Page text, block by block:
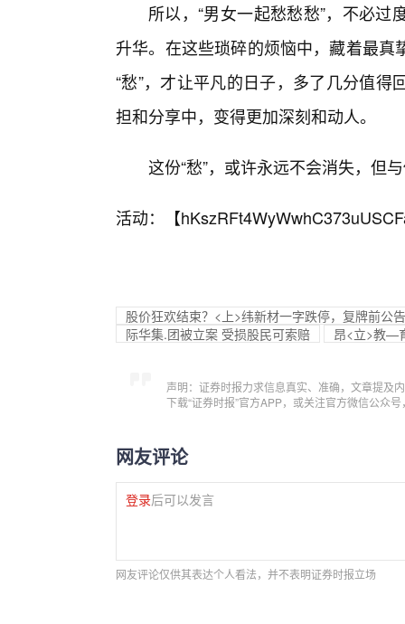
所以，“男女一起愁愁愁”，不必
升华。在这些琐碎的烦恼中，藏着最
“愁”，才让平凡的日子，多了几分值
担和分享中，变得更加深刻和动人。
这份“愁”，或许永远不会消失，但
活动：【
股价狂欢结束？<上>纬新材一字跌停，复牌前公
际华集.团被立案 受损股民可索赔
昂<立>教—
声明：证券时报力求信息真实、准确，文章提及
下载“证券时报”官方APP，或关注官方微信公众
网友评论
登录后可以发言
网友评论仅供其表达个人看法，并不表明证券时报立场